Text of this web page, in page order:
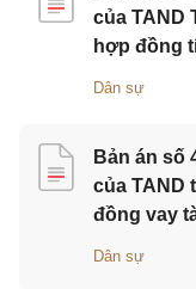
của TAND
hợp đồng
Dân sự
Bản án số
của TAND
đồng vay
Dân sự